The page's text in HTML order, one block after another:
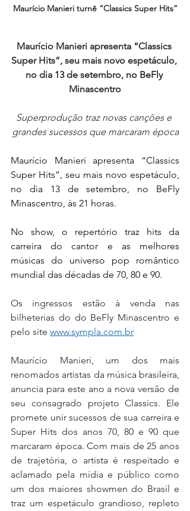
Maurício Manieri turnê “Classics Super Hits”
Maurício Manieri apresenta “Classics
Super Hits”, seu mais novo espetáculo,
no dia 13 de setembro, no BeFly
Minascentro
Superprodução traz novas canções e
grandes sucessos que marcaram época
Maurício Manieri apresenta “Classics
Super Hits”, seu mais novo espetáculo,
no dia 13 de setembro, no BeFly
Minascentro, às 21 horas.
No show, o repertório traz hits da
carreira do cantor e as melhores
músicas do universo pop romântico
mundial das décadas de 70, 80 e 90.
Os ingressos estão à venda nas
bilheterias do do BeFly Minascentro e
pelo site www.sympla.com.br
Maurício Manieri, um dos mais
renomados artistas da música brasileira,
anuncia para este ano a nova versão de
seu consagrado projeto Classics. Ele
promete unir sucessos de sua carreira e
Super Hits dos anos 70, 80 e 90 que
marcaram época. Com mais de 25 anos
de trajetória, o artista é respeitado e
aclamado pela mídia e público como
um dos maiores showmen do Brasil e
traz um espetáculo grandioso, repleto